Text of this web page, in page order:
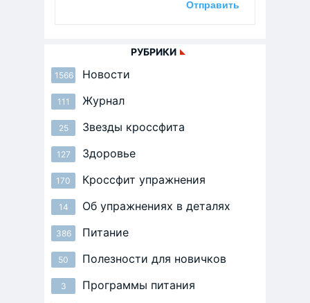
РУБРИКИ
1566 Новости
111 Журнал
25 Звезды кроссфита
127 Здоровье
170 Кроссфит упражнения
14 Об упражнениях в деталях
386 Питание
50 Полезности для новичков
3 Программы питания